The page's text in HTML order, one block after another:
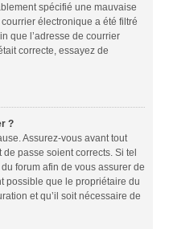
spécifié une mauvaise
électronique a été filtré
que l’adresse de courrier
correcte, essayez de
?
Assurez-vous avant tout
de passe soient corrects. Si tel
forum afin de vous assurer de
possible que le propriétaire du
et qu’il soit nécessaire de